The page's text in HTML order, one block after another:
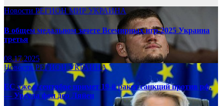
Новости РЕГИОНМИР УКРАИНА
В общем медальном зачете Всемирных игр-2025 Украина
третья
08.17.2025
НовостиРЕГИОНУКРАИНА
ЕС уже в сентябре примет 19-й ракет санкций против рф,
— Урсула фон дер Ляйен